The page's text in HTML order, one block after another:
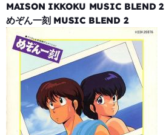
MAISON IKKOKU MUSIC BLEND 2
めぞん一刻 MUSIC BLEND 2